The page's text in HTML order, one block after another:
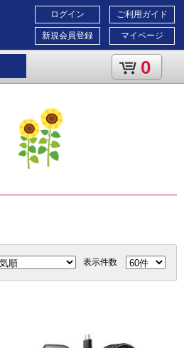
ご利用ガイド
マイページ
ログイン
新規会員登録
0
表示件数